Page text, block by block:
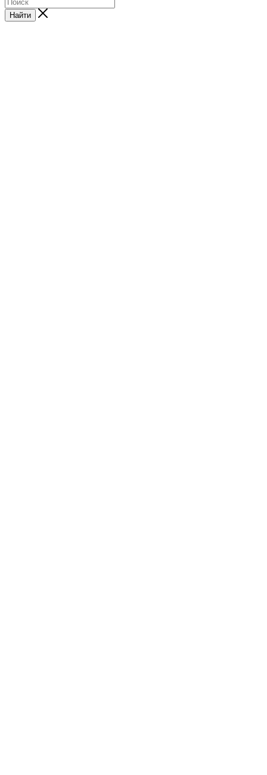
Найти